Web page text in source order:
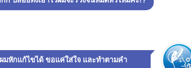
มหักแก้ไขได้ ขอแค่ใส่ใจ และทำตามคำ